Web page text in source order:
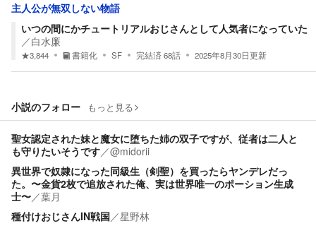
主人公が無双しない物語
いつの間にかチュートリアルおじさんとして人気者になっていた
／白水廉
★3,844 書籍化 SF 完結済 68話 2025年8月30日更新
小説のフォロー もっと見る
聖女認定された妹と魔女に堕ちた姉の双子ですが、従者は二人と
も守りたいそうです／@midorii
異世界で奴隷になった同級生（剣聖）を買ったらヤンデレだっ
た。〜金貨2枚で追放された俺、実は世界唯一のポーション生成
士〜／葉月
種付けおじさんIN戦国／星野林